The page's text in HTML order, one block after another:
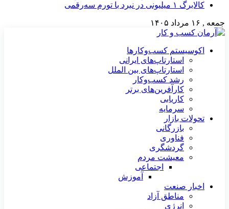
کالابرگ ۱ میلیونی در نبرد با تورم سه‌رقمی
جمعه , ۱۶ مرداد ۱۴۰۵
اکوسیستم کسب‌وکارها
استارتاپ‌های ایرانی
استارتاپ‌های بین الملل
رشد کسب‌وکار
کارآفرین‌های برتر
کاریابی
سرمایه
تحولات بازار
بازرگانی
فناوری
گردشگری
معیشت مردم
اجتماعی
آموزش
اخبار صنعت
مناطق آزاد
انرژی